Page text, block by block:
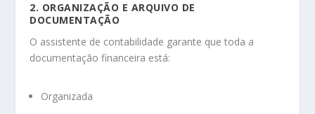
2. ORGANIZAÇÃO E ARQUIVO DE
DOCUMENTAÇÃO
O assistente de contabilidade garante que toda a
documentação financeira está:
Organizada